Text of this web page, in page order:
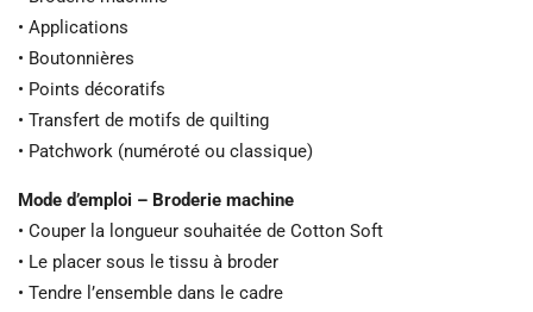
• Applications
• Boutonnières
• Points décoratifs
• Transfert de motifs de quilting
• Patchwork (numéroté ou classique)
Mode d’emploi – Broderie machine
• Couper la longueur souhaitée de Cotton Soft
• Le placer sous le tissu à broder
• Tendre l’ensemble dans le cadre